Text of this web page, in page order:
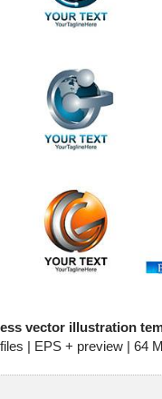
vector illustration
| EPS + preview | 64